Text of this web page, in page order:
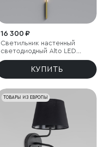
16 300 ₽
Светильник настенный
светодиодный Alto LED
3000K латунь
КУПИТЬ
ТОВАРЫ ИЗ ЕВРОПЫ